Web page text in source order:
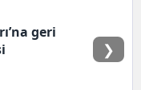
geri
❯